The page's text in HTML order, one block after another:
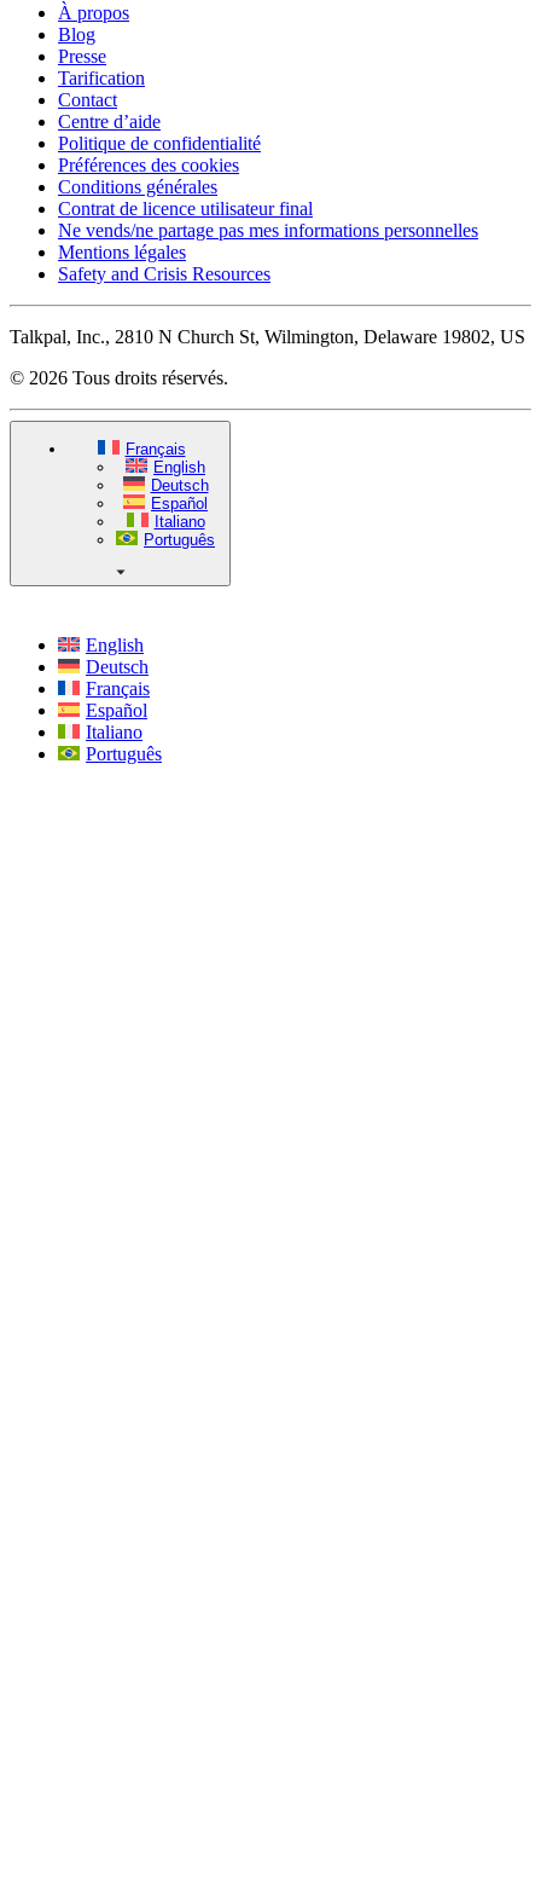
À propos
Blog
Presse
Tarification
Contact
Centre d’aide
Politique de confidentialité
Préférences des cookies
Conditions générales
Contrat de licence utilisateur final
Ne vends/ne partage pas mes informations personnelles
Mentions légales
Safety and Crisis Resources
Talkpal, Inc., 2810 N Church St, Wilmington, Delaware 19802, US
© 2026 Tous droits réservés.
Français
English
Deutsch
Español
Italiano
Português
English
Deutsch
Français
Español
Italiano
Português